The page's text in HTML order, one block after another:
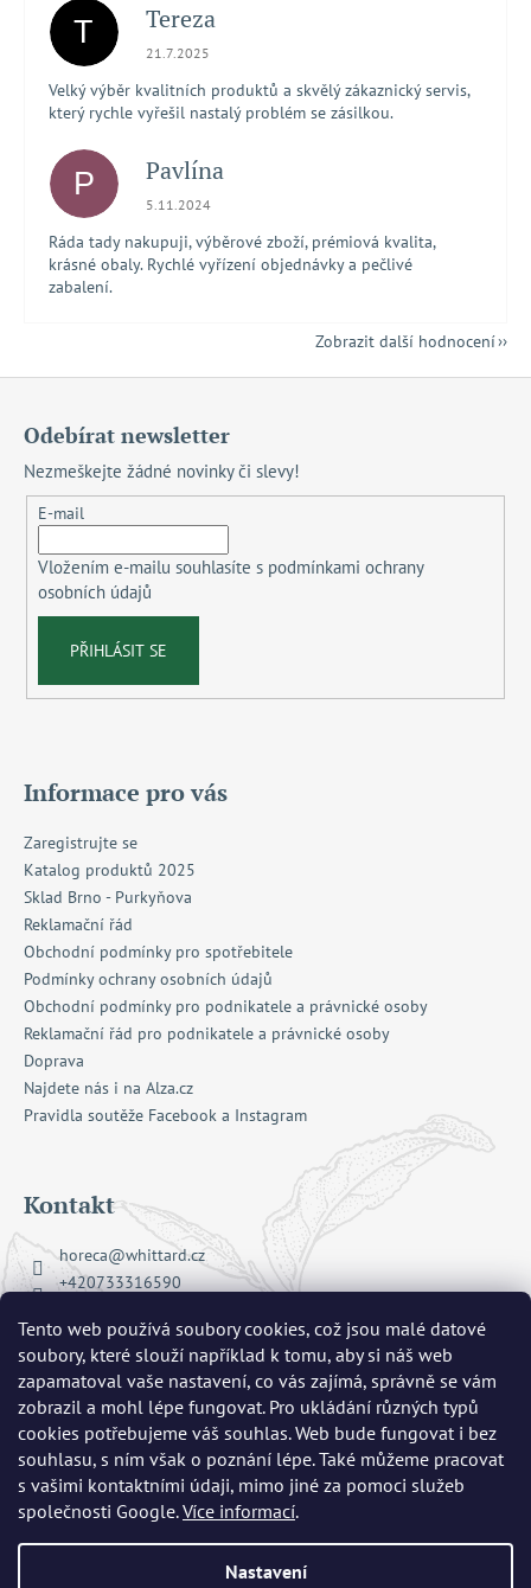
Tento web používá soubory cookies, což jsou malé datové
soubory, které slouží například k tomu, aby si náš web
zapamatoval vaše nastavení, co vás zajímá, správně se vám
zobrazil a mohl lépe fungovat. Pro ukládání různých typů
cookies potřebujeme váš souhlas. Web bude fungovat i bez
souhlasu, s ním však o poznání lépe. Také můžeme pracovat
s vašimi kontaktními údaji, mimo jiné za pomoci služeb
společnosti Google.Více informací.
Nastavení
T Tereza
Hodnocení obchodu je 5 z 5 hvězdiček.
21.7.2025
Velký výběr kvalitních produktů a skvělý zákaznický servis,
který rychle vyřešil nastalý problém se zásilkou.
P Pavlína
Hodnocení obchodu je 5 z 5 hvězdiček.
5.11.2024
Ráda tady nakupuji, výběrové zboží, prémiová kvalita,
krásné obaly. Rychlé vyřízení objednávky a pečlivé
zabalení.
Zobrazit další hodnocení
Odebírat newsletter
Nezmeškejte žádné novinky či slevy!
E-mail
Vložením e-mailu souhlasíte s podmínkami ochrany
osobních údajů
PŘIHLÁSIT SE
Informace pro vás
Zaregistrujte se
Katalog produktů 2025
Sklad Brno - Purkyňova
Reklamační řád
Obchodní podmínky pro spotřebitele
Podmínky ochrany osobních údajů
Obchodní podmínky pro podnikatele a právnické osoby
Reklamační řád pro podnikatele a právnické osoby
Doprava
Najdete nás i na Alza.cz
Pravidla soutěže Facebook a Instagram
Kontakt
horeca@whittard.cz
+420733316590
whittard_cz
Přijímáme online platby
Whittard of Chelsea. Všechna práva vyhrazena.